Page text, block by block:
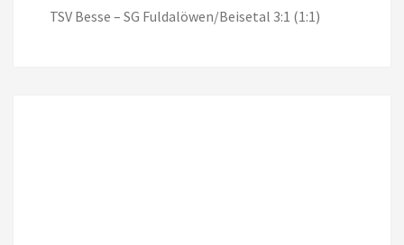
TSV Besse – SG Fuldalöwen/Beisetal 3:1 (1:1)